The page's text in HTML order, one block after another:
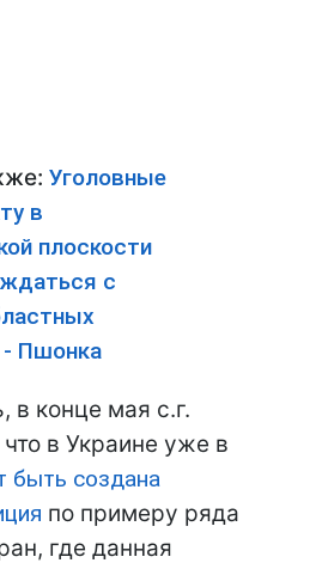
Уголовные
в
плоскости
с
- Пшонка
в конце мая с.г.
что в Украине уже в
быть создана
по примеру ряда
где данная